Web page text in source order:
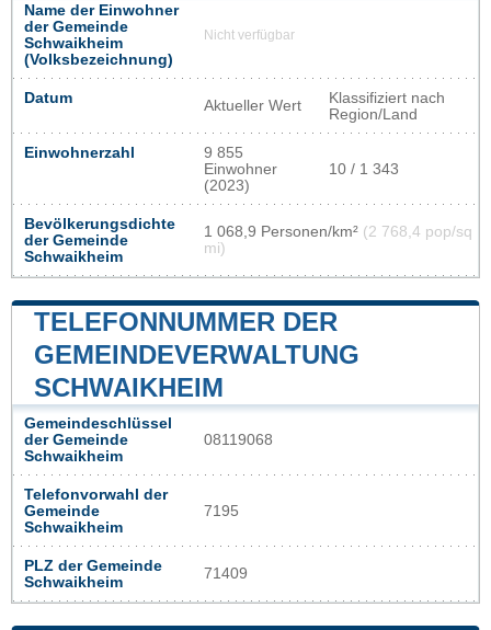
Name der Einwohner
der Gemeinde
Schwaikheim
(Volksbezeichnung)
Nicht verfügbar
Datum Aktueller Wert
Klassifiziert nach
Region/Land
Einwohnerzahl
9 855
Einwohner
(2023)
10 / 1 343
Bevölkerungsdichte
der Gemeinde
Schwaikheim
1 068,9 Personen/km² (2 768,4 pop/sq
mi)
TELEFONNUMMER DER
GEMEINDEVERWALTUNG
SCHWAIKHEIM
Gemeindeschlüssel
der Gemeinde
Schwaikheim
08119068
Telefonvorwahl der
Gemeinde
Schwaikheim
7195
PLZ der Gemeinde
Schwaikheim
71409